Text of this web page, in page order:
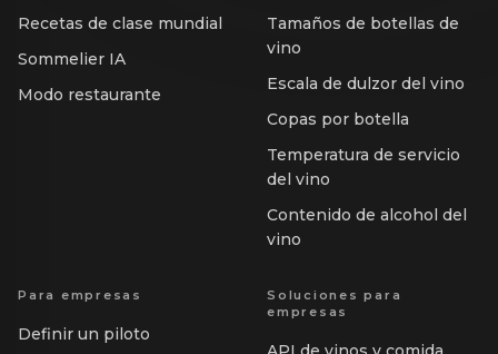
Recetas de clase mundial
Sommelier IA
Modo restaurante
Tamaños de botellas de
vino
Escala de dulzor del vino
Copas por botella
Temperatura de servicio
del vino
Contenido de alcohol del
vino
Para empresas
Definir un piloto
Soluciones para
empresas